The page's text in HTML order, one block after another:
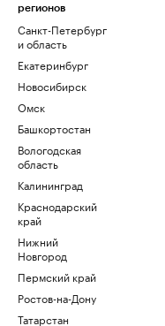
регионов
Санкт-Петербург
и область
Екатеринбург
Новосибирск
Омск
Башкортостан
Вологодская
область
Калининград
Краснодарский
край
Нижний
Новгород
Пермский край
Ростов-на-Дону
Татарстан